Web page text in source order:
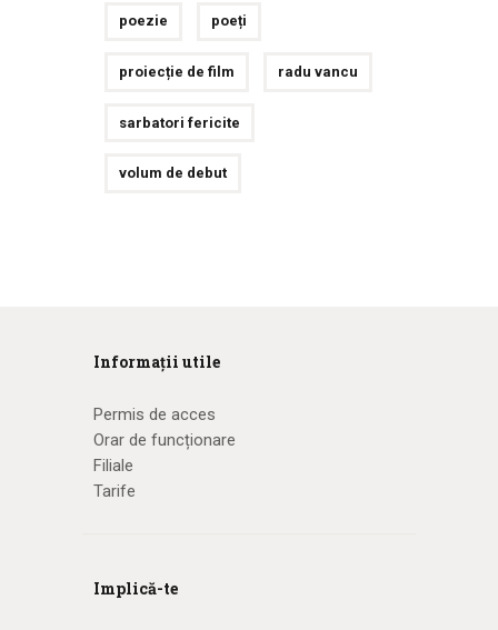
poezie poeți
proiecție de film radu vancu
sarbatori fericite
volum de debut
Informații utile
Permis de acces
Orar de funcționare
Filiale
Tarife
Implică-te